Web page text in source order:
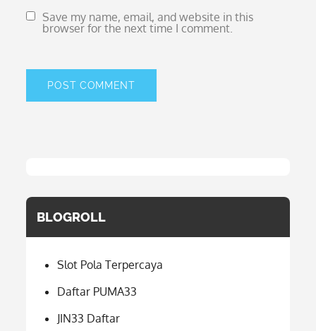
Save my name, email, and website in this
browser for the next time I comment.
BLOGROLL
Slot Pola Terpercaya
Daftar PUMA33
JIN33 Daftar